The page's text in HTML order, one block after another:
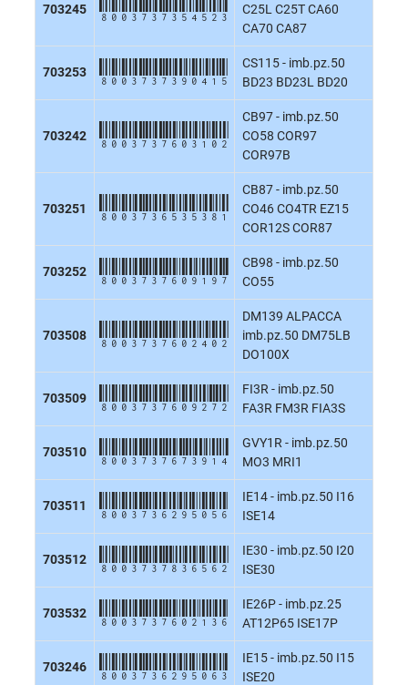
703245 8003737354523
C25L C25T CA60
CA70 CA87
703253 8003737390415
CS115 - imb.pz.50
BD23 BD23L BD20
703242 8003737603102
CB97 - imb.pz.50
CO58 COR97
COR97B
703251 8003736535381
CB87 - imb.pz.50
CO46 CO4TR EZ15
COR12S COR87
703252 8003737609197
CB98 - imb.pz.50
CO55
703508 8003737602402
DM139 ALPACCA
imb.pz.50 DM75LB
DO100X
703509 8003737609272
FI3R - imb.pz.50
FA3R FM3R FIA3S
703510 8003737673914
GVY1R - imb.pz.50
MO3 MRI1
703511 8003736295056
IE14 - imb.pz.50 I16
ISE14
703512 8003737836562
IE30 - imb.pz.50 I20
ISE30
703532 8003737602136
IE26P - imb.pz.25
AT12P65 ISE17P
703246 8003736295063
IE15 - imb.pz.50 I15
ISE20